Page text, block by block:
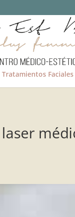
Tratamientos Faciales